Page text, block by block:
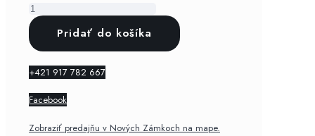
množstvo
Pedag
instant
(leštiaca
Pridať do košíka
+421 917 782 667
Facebook
Zobraziť predajňu v Nových Zámkoch na mape.